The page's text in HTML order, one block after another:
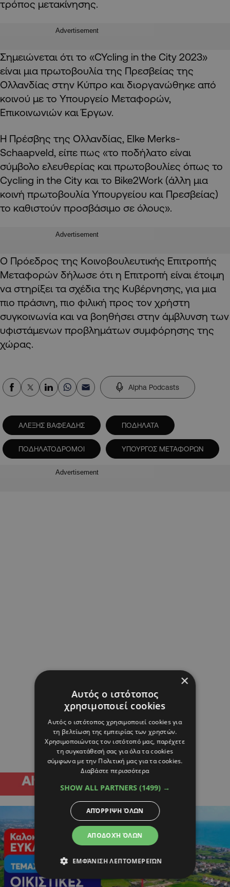
τρόπος μετακίνησης.
Advertisement
Σημειώνεται ότι το «CYcling in the City 2023»
είναι μια πρωτοβουλία της Πρεσβείας της
Ολλανδίας στην Κύπρο και διοργανώθηκε από
κοινού με το Υπουργείο Μεταφορών,
Επικοινωνιών και Έργων.
Η Πρέσβης της Ολλανδίας, Elke Merks-
Schaapveld, είπε πως «το ποδήλατο είναι
σύμβολο ελευθερίας και πρωτοβουλίες όπως το
Cycling in the City και το Bike2Work (άλλη μια
κοινή πρωτοβουλία Υπουργείου και Πρεσβείας)
το καθιστούν προσβάσιμο σε όλους».
Advertisement
Ο Πρόεδρος της Κοινοβουλευτικής Επιτροπής
Μεταφορών δήλωσε ότι η Επιτροπή είναι έτοιμη
να στηρίξει τα σχέδια της Κυβέρνησης, για μια
πιο πράσινη, πιο φιλική προς τον χρήστη
συγκοινωνία και να βοηθήσει στην άμβλυνση των
υφιστάμενων προβλημάτων συμφόρησης της
χώρας.
Alpha Podcasts
ΑΛΕΞΗΣ ΒΑΦΕΑΔΗΣ ΠΟΔΗΛΑΤΑ
ΠΟΔΗΛΑΤΟΔΡΟΜΟΙ ΥΠΟΥΡΓΟΣ ΜΕΤΑΦΟΡΩΝ
Advertisement
×
Αυτός ο ιστότοπος
χρησιμοποιεί cookies
Αυτός ο ιστότοπος χρησιμοποιεί cookies για
τη βελτίωση της εμπειρίας των χρηστών.
Χρησιμοποιώντας τον ιστότοπό μας, παρέχετε
τη συγκατάθεσή σας για όλα τα cookies
σύμφωνα με την Πολιτική μας για τα cookies.
Διαβάστε περισσότερα
SHOW ALL PARTNERS (1499) →
ΑΠΟΔΟΧΉ ΌΛΩΝ
ΑΠΌΡΡΙΨΗ ΌΛΩΝ
ΕΜΦΆΝΙΣΗ ΛΕΠΤΟΜΕΡΕΙΏΝ